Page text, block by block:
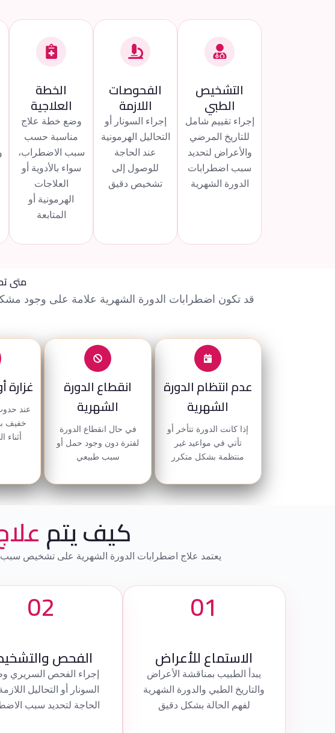
التشخيص
الطبي
إجراء تقييم شامل
للتاريخ المرضي
والأعراض لتحديد
سبب اضطرابات
الدورة الشهرية
الفحوصات
اللازمة
إجراء السونار أو
التحاليل الهرمونية
عند الحاجة
للوصول إلى
تشخيص دقيق
الخطة
العلاجية
وضع خطة علاج
مناسبة حسب
سبب الاضطراب،
سواء بالأدوية أو
العلاجات
الهرمونية أو
المتابعة
متى
قد تكون اضطرابات الدورة الشهرية علامة على وجود
عدم انتظام الدورة
الشهرية
إذا كانت الدورة تتأخر أو
تأتي في مواعيد غير
منتظمة بشكل متكرر
انقطاع الدورة
الشهرية
في حال انقطاع الدورة
لفترة دون وجود حمل أو
سبب طبيعي
غزارة
عند
خفيف
أثناء
كيف يتم
يعتمد علاج اضطرابات الدورة الشهرية على تشخيص سبب
01
الاستماع للأعراض
يبدأ الطبيب بمناقشة الأعراض
والتاريخ الطبي والدورة الشهرية
لفهم الحالة بشكل دقيق
02
الفحص
إجراء الفحص السريري
السونار أو التحاليل
الحاجة لتحديد سبب